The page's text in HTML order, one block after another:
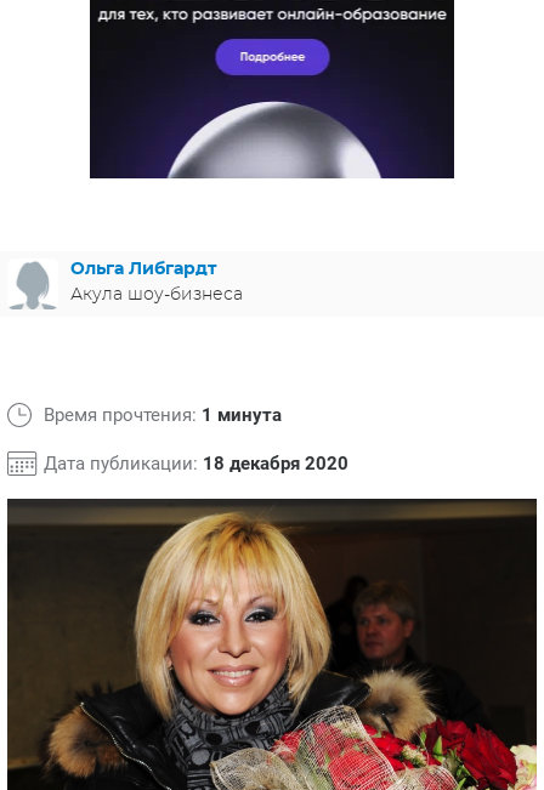
СВЕТСКИЕ НОВОСТИ
Ольга Либгардт
Акула шоу-бизнеса
Время прочтения: 1 минута
Дата публикации: 18 декабря 2020